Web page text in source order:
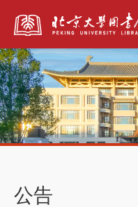
全部资源
公告